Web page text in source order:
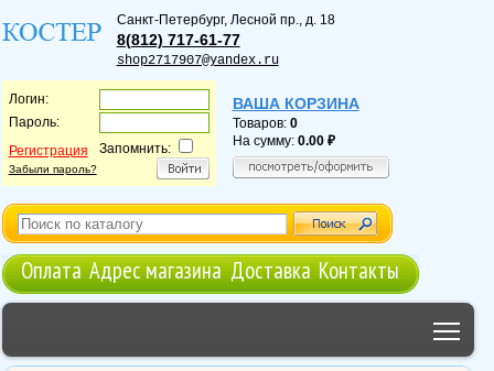
Санкт-Петербург, Лесной пр., д. 18
8(812) 717-61-77
shop2717907@yandex.ru
Логин:
Пароль:
Регистрация
Забыли пароль?
Запомнить:
ВАША КОРЗИНА
Товаров: 0
На сумму: 0.00
Оплата Адрес магазина Доставка Контакты